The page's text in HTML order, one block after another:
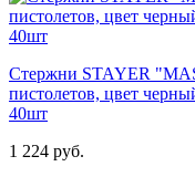
Стержни STAYER
пистолетов, цвет
40шт
1 224 руб.